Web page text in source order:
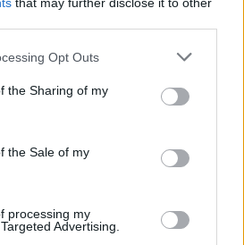
app uses one or more Google
usage behaviour. You may click to
Google and its third-party tags to
specified purposes in below Google
Opt Outs
the Sharing of my
the Sale of my
processing my
Advertising.
Zenekar ad
Kocsis Zoltán
meg. A Collegium
Máté-passióját, a Le
a János-passiót az
ismert Christoph
is elhangzik a Les
Grenoble együttese
játssza. A
vendége Joshua Bell brit